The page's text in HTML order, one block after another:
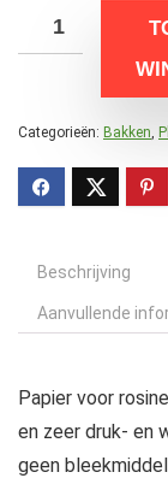
Categorieën: Bakken,
Beschrijving
Aanvullende
Papier voor
en zeer druk- en
geen